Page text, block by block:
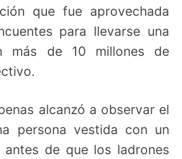
que fue aprovechada
para llevarse una
más de 10 millones de
alcanzó a observar el
persona vestida con un
antes de que los ladrones